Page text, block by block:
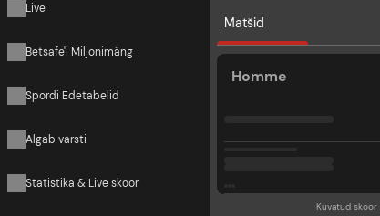
Live
Betsafe'i Miljonimäng
Spordi Edetabelid
Algab varsti
Statistika & Live skoor
Matšid
Homme
Kuvatud